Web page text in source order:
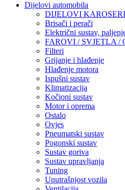
Dijelovi automobila
DIJELOVI
Brisači i perači
Električni sustav,
FAROVI / SVJETLA /
Filteri
Grijanje i hlađenje
Hlađenje motora
Ispušni sustav
Klimatizacija
Kočioni sustav
Motor i oprema
Ostalo
Ovjes
Pneumatski sustav
Pogonski sustav
Sustav goriva
Sustav upravljanja
Tuning
Unutrašnjost vozila